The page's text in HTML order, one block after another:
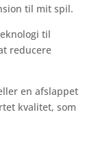
til mit spil.
til
reducere
en afslappet
kvalitet, som